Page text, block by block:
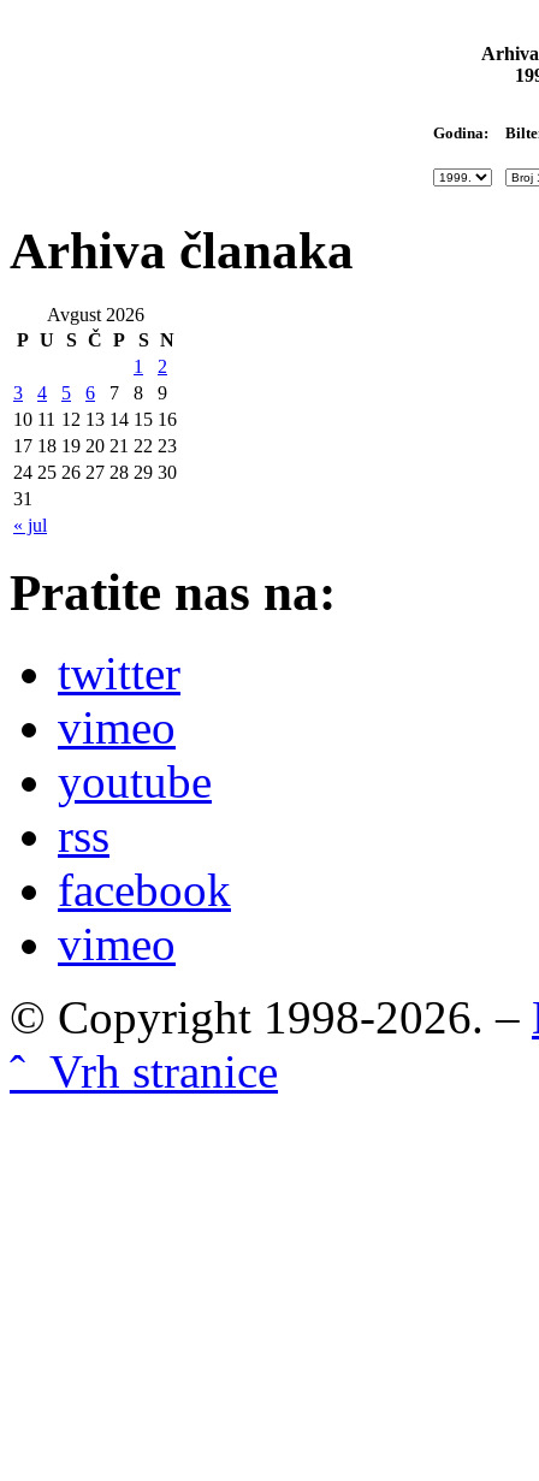
Godina:
Arhiva članaka
Avgust 2026
P U S Č P S N
« jul
1
2
3
4 5 6 7 8
9
10 11 12 13 14 15 16
17 18 19 20 21 22 23
24 25 26 27 28 29 30
31
Pratite nas na:
twitter
vimeo
youtube
rss
facebook
vimeo
© Copyright 1998-2026. –
ˆ Vrh stranice